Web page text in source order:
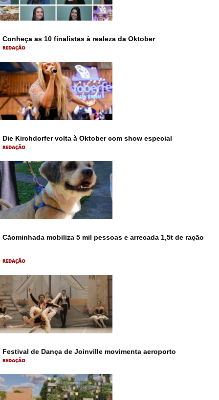
Conheça as 10 finalistas à realeza da Oktober
REDAÇÃO
Die Kirchdorfer volta à Oktober com show especial
REDAÇÃO
Cãominhada mobiliza 5 mil pessoas e arrecada 1,5t de ração
REDAÇÃO
Festival de Dança de Joinville movimenta aeroporto
REDAÇÃO